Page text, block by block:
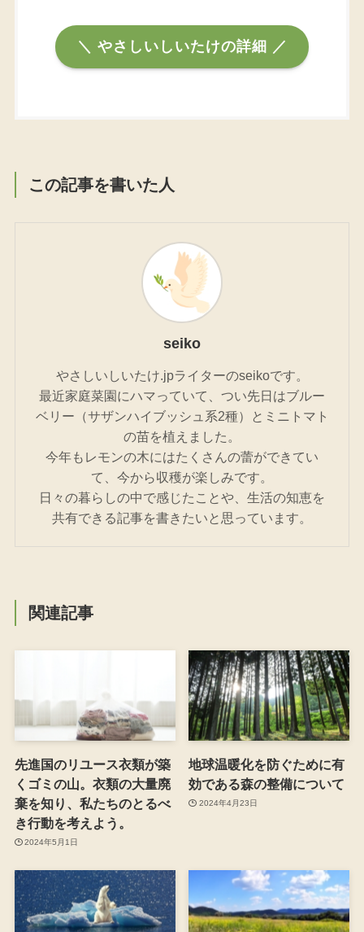
＼ やさしいしいたけの詳細 ／
この記事を書いた人
seiko
やさしいしいたけ.jpライターのseikoです。
最近家庭菜園にハマっていて、つい先日はブルー
ベリー（サザンハイブッシュ系2種）とミニトマト
の苗を植えました。
今年もレモンの木にはたくさんの蕾ができてい
て、今から収穫が楽しみです。
日々の暮らしの中で感じたことや、生活の知恵を
共有できる記事を書きたいと思っています。
関連記事
先進国のリユース衣類が築
くゴミの山。衣類の大量廃
棄を知り、私たちのとるべ
き行動を考えよう。
2024年5月1日
地球温暖化を防ぐために有
効である森の整備について
2024年4月23日